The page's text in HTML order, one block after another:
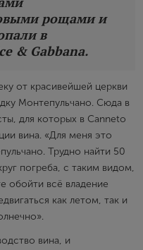
рощами и
в
& Gabbana.
от красивейшей церкви
Монтепульчано. Сюда в
для которых в Canneto
вина. «Для меня это
Трудно найти 50
погреба, с таким видом,
всё владение
как летом, так и
вина, и